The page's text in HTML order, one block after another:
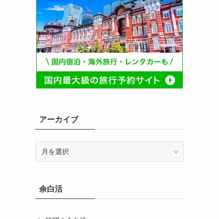
アーカイブ
ブ余白活